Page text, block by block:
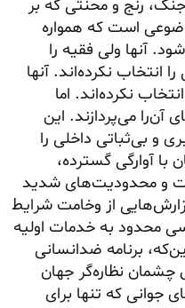
رنج و محنتی که بر
است که همواره
آنها ولی فقیه را
انتخاب نکرده‌اند. آنها
نکرده‌اند. اما
آن‌را می‌پردازند. این
و بی‌ثباتی داخلی را
با آوارگی گسترده،
و محدودیت‌های شدید
از وخامت شرایط
محدود به خدمات اولیه
برنامه ضدانسانی
چشمان نظاره‌گر جهان
جوانی که تنها برای